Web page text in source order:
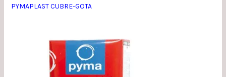
PYMAPLAST CUBRE-GOTA